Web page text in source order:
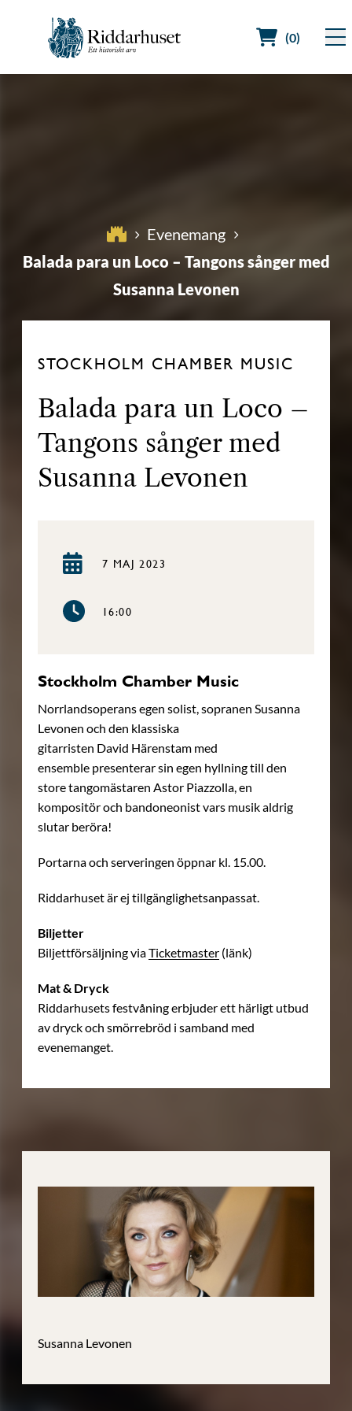
(0)
Evenemang
Balada para un Loco – Tangons sånger med
Susanna Levonen
STOCKHOLM CHAMBER MUSIC
Balada para un Loco –
Tangons sånger med
Susanna Levonen
7 MAJ 2023
16:00
Stockholm Chamber Music
Norrlandsoperans egen solist, sopranen Susanna
Levonen och den klassiska
gitarristen David Härenstam med
ensemble presenterar sin egen hyllning till den
store tangomästaren Astor Piazzolla, en
kompositör och bandoneonist vars musik aldrig
slutar beröra!
Portarna och serveringen öppnar kl. 15.00.
Riddarhuset är ej tillgänglighetsanpassat.
Biljetter
Biljettförsäljning viaTicketmaster (länk)
Mat & Dryck
Riddarhusets festvåning erbjuder ett härligt utbud
av dryck och smörrebröd i samband med
evenemanget.
Susanna Levonen